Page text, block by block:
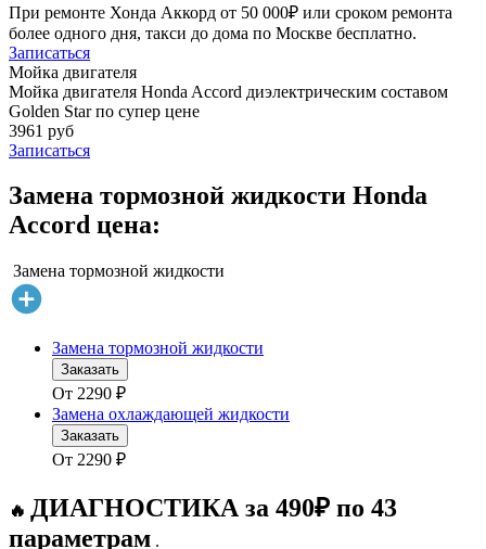
При ремонте Хонда Аккорд от 50 000₽ или сроком ремонта
более одного дня, такси до дома по Москве бесплатно.
Записаться
Мойка двигателя
Мойка двигателя Honda Accord диэлектрическим составом
Golden Star по супер цене
3961 руб
Записаться
Замена тормозной жидкости Honda
Accord цена:
Замена тормозной жидкости
Замена тормозной жидкости
Заказать
От 2290 ₽
Замена охлаждающей жидкости
Заказать
От 2290 ₽
🔥 ДИАГНОСТИКА за 490₽ по 43
параметрам .